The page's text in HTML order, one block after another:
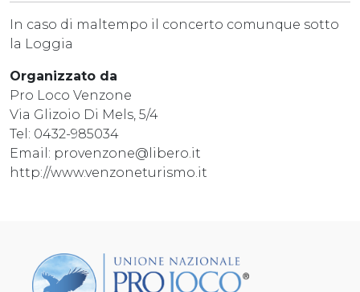
In caso di maltempo il concerto comunque sotto
la Loggia
Organizzato da
Pro Loco Venzone
Via Glizoio Di Mels, 5/4
Tel: 0432-985034
Email: provenzone@libero.it
http://www.venzoneturismo.it